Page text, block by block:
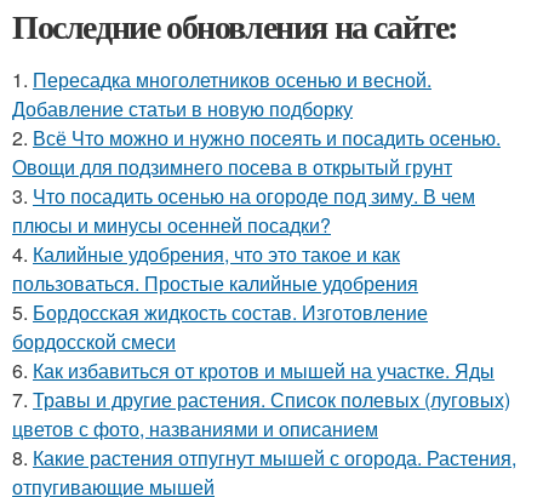
Последние обновления на сайте:
1. Пересадка многолетников осенью и весной.
Добавление статьи в новую подборку
2. Всё Что можно и нужно посеять и посадить осенью.
Овощи для подзимнего посева в открытый грунт
3. Что посадить осенью на огороде под зиму. В чем
плюсы и минусы осенней посадки?
4. Калийные удобрения, что это такое и как
пользоваться. Простые калийные удобрения
5. Бордосская жидкость состав. Изготовление
бордосской смеси
6. Как избавиться от кротов и мышей на участке. Яды
7. Травы и другие растения. Список полевых (луговых)
цветов с фото, названиями и описанием
8. Какие растения отпугнут мышей с огорода. Растения,
отпугивающие мышей